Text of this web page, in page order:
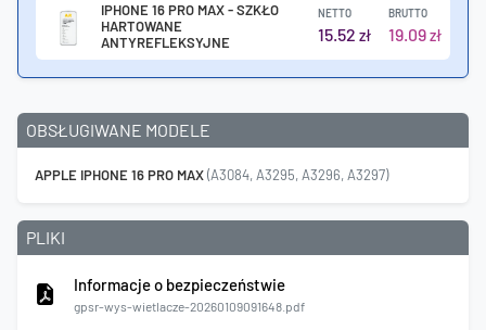
IPHONE 16 PRO MAX - SZKŁO
HARTOWANE
ANTYREFLEKSYJNE
NETTO
15.52 zł
BRUTTO
19.09zł
OBSŁUGIWANE MODELE
APPLE IPHONE 16 PRO MAX(A3084, A3295, A3296, A3297)
PLIKI
Informacje o bezpieczeństwie
gpsr-wys-wietlacze-20260109091648.pdf